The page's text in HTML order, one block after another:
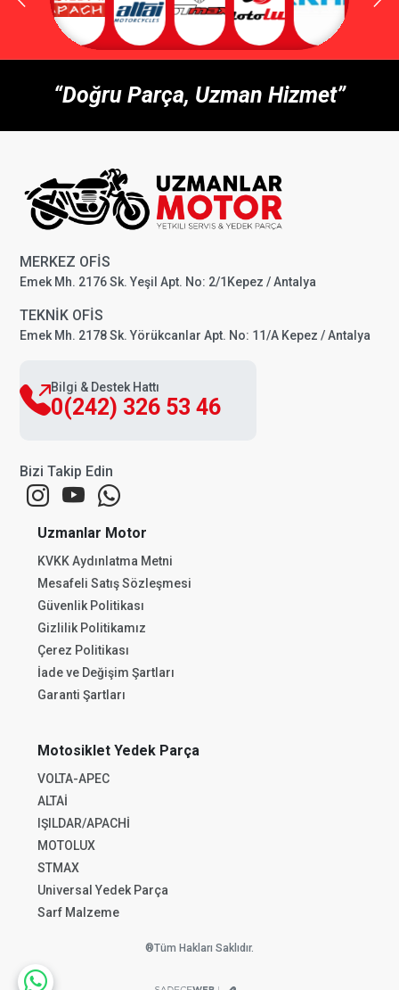
“Doğru Parça, Uzman Hizmet”
MERKEZ OFİS
Emek Mh. 2176 Sk. Yeşil Apt. No: 2/1Kepez / Antalya
TEKNİK OFİS
Emek Mh. 2178 Sk. Yörükcanlar Apt. No: 11/A Kepez / Antalya
Bilgi & Destek Hattı
0(242) 326 53 46
Bizi Takip Edin
Uzmanlar Motor
KVKK Aydınlatma Metni
Mesafeli Satış Sözleşmesi
Güvenlik Politikası
Gizlilik Politikamız
Çerez Politikası
İade ve Değişim Şartları
Garanti Şartları
Motosiklet Yedek Parça
VOLTA-APEC
ALTAİ
IŞILDAR/APACHİ
MOTOLUX
STMAX
Universal Yedek Parça
Sarf Malzeme
®Tüm Hakları Saklıdır.